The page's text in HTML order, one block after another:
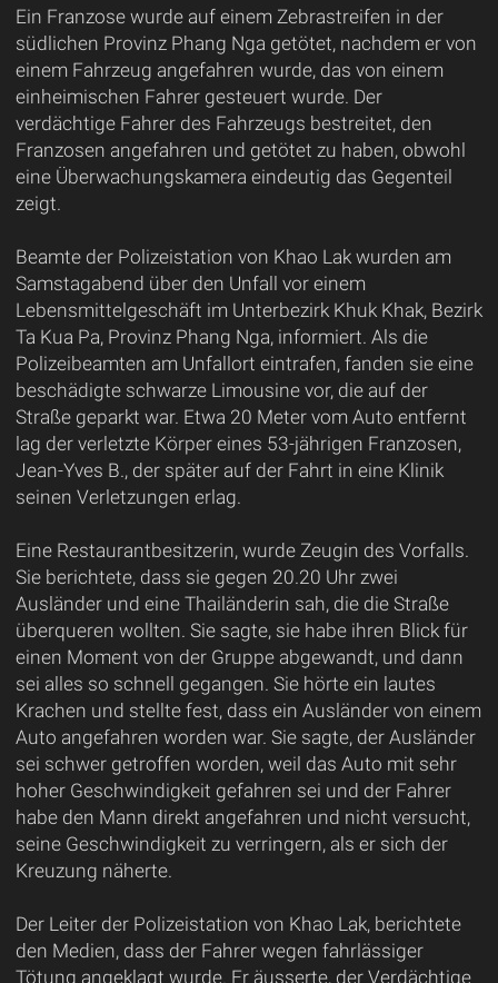
Ein Franzose wurde auf einem Zebrastreifen in der
südlichen Provinz Phang Nga getötet, nachdem er von
einem Fahrzeug angefahren wurde, das von einem
einheimischen Fahrer gesteuert wurde. Der
verdächtige Fahrer des Fahrzeugs bestreitet, den
Franzosen angefahren und getötet zu haben, obwohl
eine Überwachungskamera eindeutig das Gegenteil
zeigt.
Beamte der Polizeistation von Khao Lak wurden am
Samstagabend über den Unfall vor einem
Lebensmittelgeschäft im Unterbezirk Khuk Khak, Bezirk
Ta Kua Pa, Provinz Phang Nga, informiert. Als die
Polizeibeamten am Unfallort eintrafen, fanden sie eine
beschädigte schwarze Limousine vor, die auf der
Straße geparkt war. Etwa 20 Meter vom Auto entfernt
lag der verletzte Körper eines 53-jährigen Franzosen,
Jean-Yves B., der später auf der Fahrt in eine Klinik
seinen Verletzungen erlag.
Eine Restaurantbesitzerin, wurde Zeugin des Vorfalls.
Sie berichtete, dass sie gegen 20.20 Uhr zwei
Ausländer und eine Thailänderin sah, die die Straße
überqueren wollten. Sie sagte, sie habe ihren Blick für
einen Moment von der Gruppe abgewandt, und dann
sei alles so schnell gegangen. Sie hörte ein lautes
Krachen und stellte fest, dass ein Ausländer von einem
Auto angefahren worden war. Sie sagte, der Ausländer
sei schwer getroffen worden, weil das Auto mit sehr
hoher Geschwindigkeit gefahren sei und der Fahrer
habe den Mann direkt angefahren und nicht versucht,
seine Geschwindigkeit zu verringern, als er sich der
Kreuzung näherte.
Der Leiter der Polizeistation von Khao Lak, berichtete
den Medien, dass der Fahrer wegen fahrlässiger
Tötung angeklagt wurde. Er äusserte, der Verdächtige